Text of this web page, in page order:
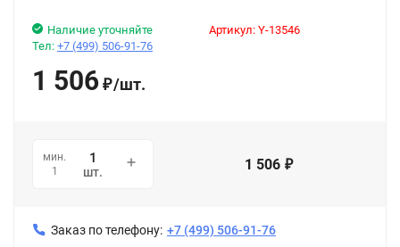
Артикул: Y-13546
Наличие уточняйте
Тел: +7 (499) 506-91-76
1 506 ₽/шт.
мин.
1
шт. 1 506 ₽
Заказ по телефону: +7 (499) 506-91-76